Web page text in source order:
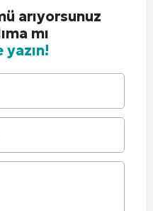
arıyorsunuz
mı
yazın!